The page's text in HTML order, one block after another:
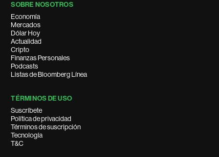
SOBRE NOSOTROS
Economía
Mercados
Dólar Hoy
Actualidad
Cripto
Finanzas Personales
Podcasts
Listas de Bloomberg Línea
TÉRMINOS DE USO
Suscríbete
Política de privacidad
Términos de suscripción
Tecnología
T&C